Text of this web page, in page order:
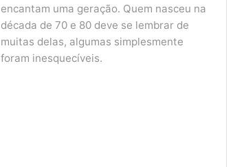
encantam uma geração. Quem nasceu na
década de 70 e 80 deve se lembrar de
muitas delas, algumas simplesmente
foram inesquecíveis.